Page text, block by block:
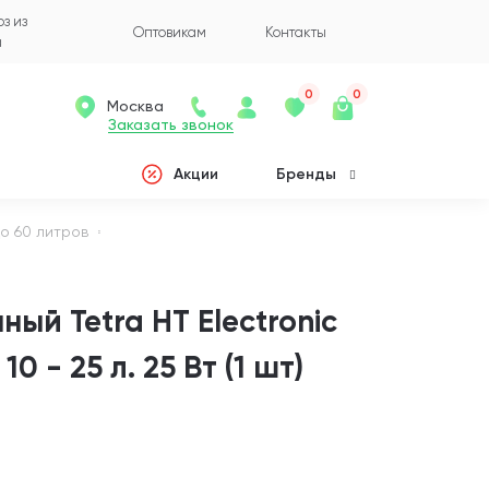
из
Оптовикам Контакты
Заказать звонок
Москва
0 0
Акции Бренды
60 литров
Tetra HT Electronic
- 25 л. 25 Вт (1 шт)